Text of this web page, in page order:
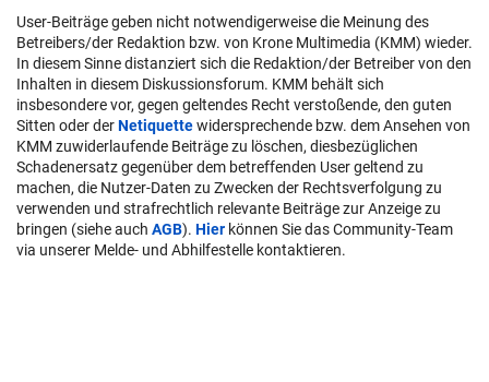
User-Beiträge geben nicht notwendigerweise die Meinung des
Betreibers/der Redaktion bzw. von Krone Multimedia (KMM) wieder.
In diesem Sinne distanziert sich die Redaktion/der Betreiber von den
Inhalten in diesem Diskussionsforum. KMM behält sich
insbesondere vor, gegen geltendes Recht verstoßende, den guten
Sitten oder derNetiquettewidersprechende bzw. dem Ansehen von
KMM zuwiderlaufende Beiträge zu löschen, diesbezüglichen
Schadenersatz gegenüber dem betreffenden User geltend zu
machen, die Nutzer-Daten zu Zwecken der Rechtsverfolgung zu
verwenden und strafrechtlich relevante Beiträge zur Anzeige zu
bringen (siehe auch AGB). Hier können Sie das Community-Team
via unserer Melde- und Abhilfestelle kontaktieren.